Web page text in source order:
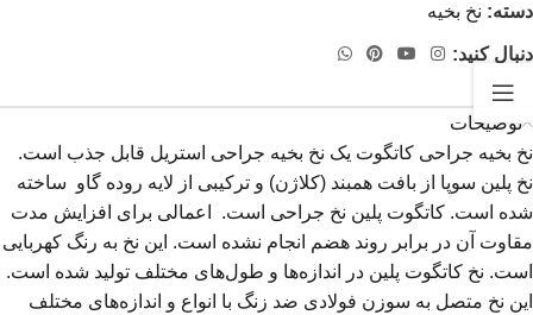
دسته: نخ بخیه
دنبال کنید:
توضیحات
نخ بخیه جراحی کاتگوت یک نخ بخیه جراحی استریل قابل جذب است.
نخ پلین سوپا از بافت همبند (کلاژن) و ترکیبی از لایه روده گاو ساخته
شده است. کاتگوت پلین نخ جراحی است. اعمالی برای افزایش مدت
مقاوت آن در برابر روند هضم انجام نشده است. این نخ به رنگ کهربایی
است. نخ کاتگوت پلین در اندازه‌ها و طول‌های مختلف تولید شده است.
این نخ متصل به سوزن فولادی ضد زنگ با انواع و اندازه‌های مختلف